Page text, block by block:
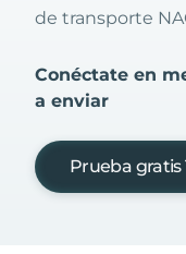
de transporte
Conéctate en
a enviar
Prueba gratis